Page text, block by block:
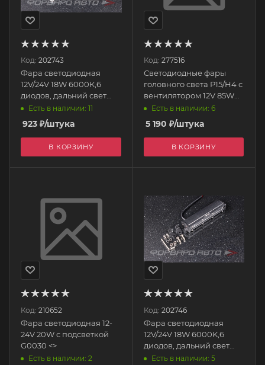
Код: 202743
Фара светодиодная
12V/24V 18W 6000К,6
диодов, дальний свет
155*40*45мм
прямоугольная
S07201007 SKYWAY
Есть в наличии: 11
923 ₽/штука
В КОРЗИНУ
Код: 277516
Светодиодные фары
головного света P15/H4 с
вентилятором 12V 85W
10000Lm 5500K P15/H4
12V AOZOOM
Есть в наличии: 6
5 190 ₽/штука
В КОРЗИНУ
Код: 210652
Фара светодиодная 12-
24V 20W с подсветкой
G0030 <>
Есть в наличии: 2
Код: 202746
Фара светодиодная
12V/24V 18W 6000K,6
диодов, дальний свет
224*40*45мм
Есть в наличии: 5